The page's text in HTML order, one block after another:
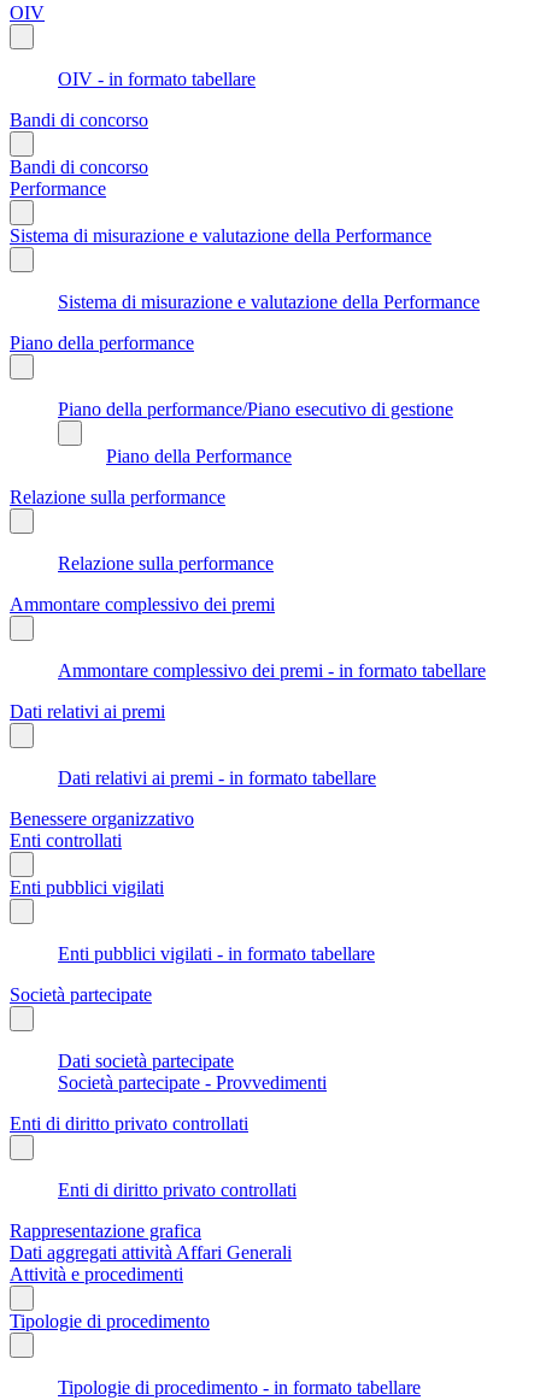
OIV
OIV - in formato tabellare
Bandi di concorso
Bandi di concorso
Performance
Sistema di misurazione e valutazione della Performance
Sistema di misurazione e valutazione della Performance
Piano della performance
Piano della performance/Piano esecutivo di gestione
Piano della Performance
Relazione sulla performance
Relazione sulla performance
Ammontare complessivo dei premi
Ammontare complessivo dei premi - in formato tabellare
Dati relativi ai premi
Dati relativi ai premi - in formato tabellare
Benessere organizzativo
Enti controllati
Enti pubblici vigilati
Enti pubblici vigilati - in formato tabellare
Società partecipate
Dati società partecipate
Società partecipate - Provvedimenti
Enti di diritto privato controllati
Enti di diritto privato controllati
Rappresentazione grafica
Dati aggregati attività Affari Generali
Attività e procedimenti
Tipologie di procedimento
Tipologie di procedimento - in formato tabellare